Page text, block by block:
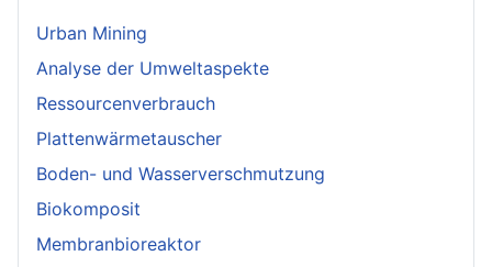
Urban Mining
Analyse der Umweltaspekte
Ressourcenverbrauch
Plattenwärmetauscher
Boden- und Wasserverschmutzung
Biokomposit
Membranbioreaktor